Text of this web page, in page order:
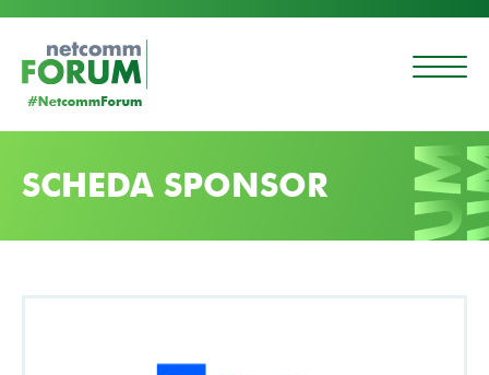
SCHEDA SPONSOR